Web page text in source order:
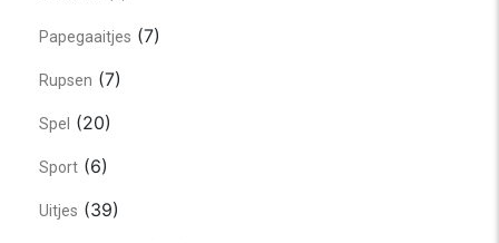
Papegaaitjes (7)
Rupsen (7)
Spel (20)
Sport (6)
Uitjes (39)